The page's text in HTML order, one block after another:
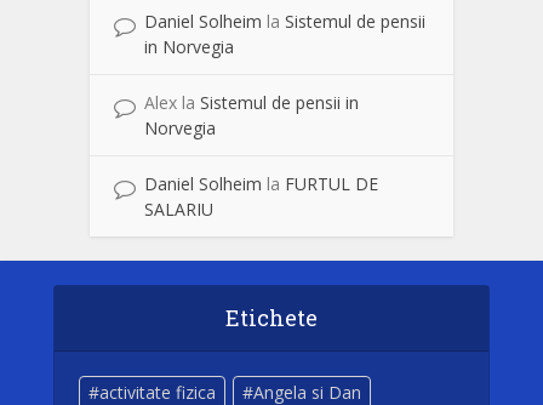
Daniel Solheim la Sistemul de pensii
in Norvegia
Alex la Sistemul de pensii in
Norvegia
Daniel Solheim la FURTUL DE
SALARIU
Etichete
activitate fizica
Angela si Dan